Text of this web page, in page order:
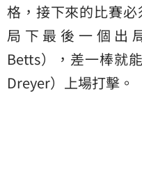
格，接下來的比賽
局下最後一個出
Betts），差一棒就
Dreyer）上場打擊。